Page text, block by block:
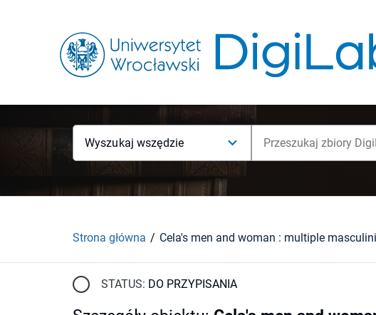
Wyszukaj wszędzie
Strona główna
STATUS: DO PRZYPISANIA